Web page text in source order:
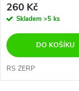
DRÁŽDÍCÍ PLÍŠKY
260 Kč
Skladem >5 ks
DO KOŠÍKU
RS ZERP